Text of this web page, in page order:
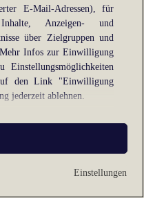
E-Mail-Adressen), für
Anzeigen- und
über Zielgruppen und
Infos zur Einwilligung
den Link "Einwilligung
jederzeit ablehnen.
grundlos mit Wirkung
Sie z. B. auf den Button
der Website und "Alle
Einstellungen